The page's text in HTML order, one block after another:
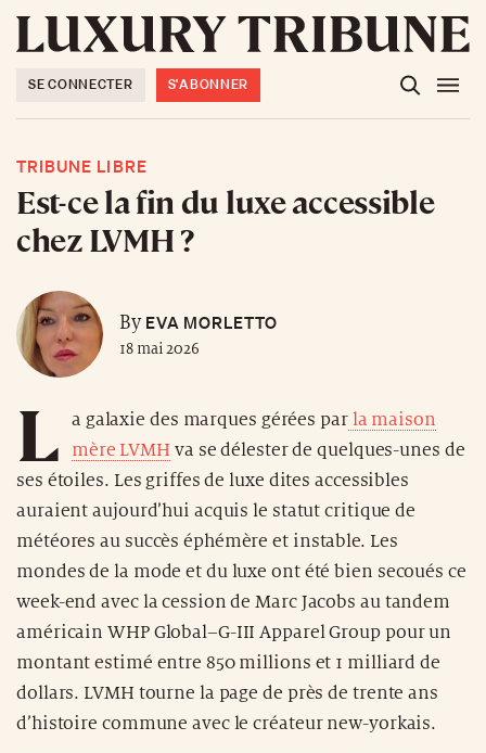
SE CONNECTER S'ABONNER
TRIBUNE LIBRE
Est-ce la fin du luxe accessible
chez LVMH ?
ByEVA MORLETTO
18 mai 2026
L a galaxie des marques gérées parla maison
mère LVMH va se délester de quelques-unes de
ses étoiles. Les griffes de luxe dites accessibles
auraient aujourd’hui acquis le statut critique de
météores au succès éphémère et instable. Les
mondes de la mode et du luxe ont été bien secoués ce
week-end avec la cession de Marc Jacobs au tandem
américain WHP Global–G-III Apparel Group pour un
montant estimé entre 850 millions et 1 milliard de
dollars. LVMH tourne la page de près de trente ans
d’histoire commune avec le créateur new-yorkais.